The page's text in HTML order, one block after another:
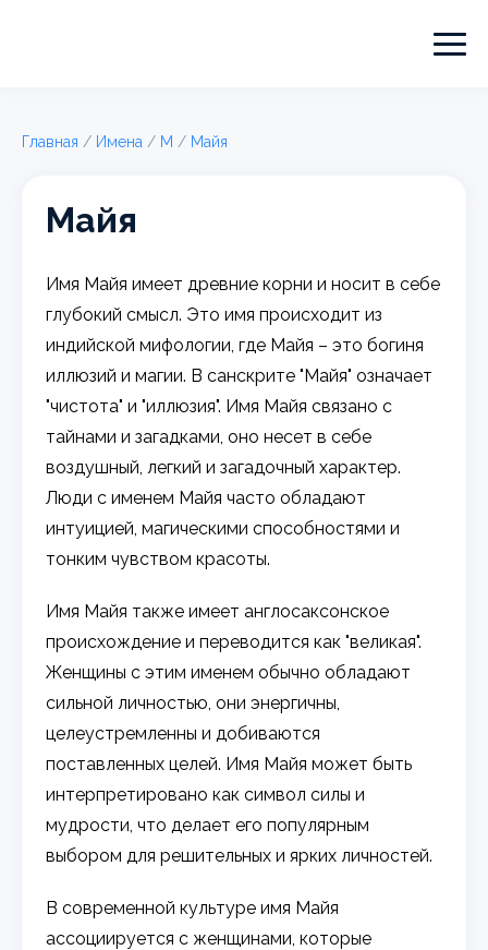
Главная / Имена / М / Майя
Майя
Имя Майя имеет древние корни и носит в себе
глубокий смысл. Это имя происходит из
индийской мифологии, где Майя – это богиня
иллюзий и магии. В санскрите "Майя" означает
"чистота" и "иллюзия". Имя Майя связано с
тайнами и загадками, оно несет в себе
воздушный, легкий и загадочный характер.
Люди с именем Майя часто обладают
интуицией, магическими способностями и
тонким чувством красоты.
Имя Майя также имеет англосаксонское
происхождение и переводится как "великая".
Женщины с этим именем обычно обладают
сильной личностью, они энергичны,
целеустремленны и добиваются
поставленных целей. Имя Майя может быть
интерпретировано как символ силы и
мудрости, что делает его популярным
выбором для решительных и ярких личностей.
В современной культуре имя Майя
ассоциируется с женщинами, которые